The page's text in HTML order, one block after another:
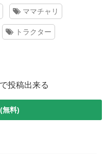
ママチャリ
トラクター
投稿出来る
無料)